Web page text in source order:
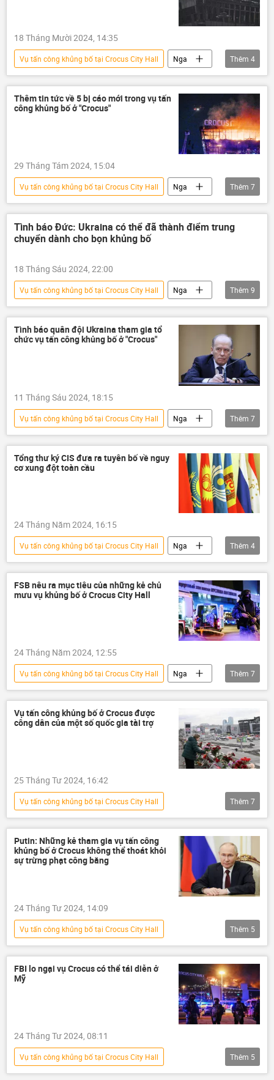
cơn bão
Điện Kremlin
Moskva
18 Tháng Mười 2024, 14:35
Vụ tấn công khủng bố tại Crocus City Hall
Nga
điều tra
vụ khủng bố
Thế giới
Alexander Bastrykin
Thêm 4
Thêm tin tức về 5 bị cáo mới trong vụ tấn
công khủng bố ở "Crocus"
29 Tháng Tám 2024, 15:04
Vụ tấn công khủng bố tại Crocus City Hall
Nga
khủng bố
Thế giới
thông tin
bắt giữ
Pháp luật
Tòa án
tấn công
Thêm 7
Tình báo Đức: Ukraina có thể đã thành điểm trung
chuyển dành cho bọn khủng bố
18 Tháng Sáu 2024, 22:00
Vụ tấn công khủng bố tại Crocus City Hall
Nga
Ukraina
khủng bố
vụ khủng bố
chống khủng bố
bọn khủng bố
Thế giới
thông tin
phương Tây
Thêm 9
Tình báo quân đội Ukraina tham gia tổ
chức vụ tấn công khủng bố ở "Crocus"
11 Tháng Sáu 2024, 18:15
Vụ tấn công khủng bố tại Crocus City Hall
Nga
Ukraina
Aleksandr Bortnikov
FSB
Thế giới
vụ khủng bố
Moskva
SNG
Thêm 7
Tổng thư ký CIS đưa ra tuyên bố về nguy
cơ xung đột toàn cầu
24 Tháng Năm 2024, 16:15
Vụ tấn công khủng bố tại Crocus City Hall
Nga
Thế giới
khủng bố
Chính trị
xung đột
Thêm 4
FSB nêu ra mục tiêu của những kẻ chủ
mưu vụ khủng bố ở Crocus City Hall
24 Tháng Năm 2024, 12:55
Vụ tấn công khủng bố tại Crocus City Hall
Nga
Ukraina
FSB
Thời sự
Thế giới
Moskva
SNG
vụ khủng bố
Thêm 7
Vụ tấn công khủng bố ở Crocus được
công dân của một số quốc gia tài trợ
25 Tháng Tư 2024, 16:42
Vụ tấn công khủng bố tại Crocus City Hall
vụ khủng bố
khủng bố
Thế giới
Kinh tế
tài chính
tội phạm
Nga
Thêm 7
Putin: Những kẻ tham gia vụ tấn công
khủng bố ở Crocus không thể thoát khỏi
sự trừng phạt công bằng
24 Tháng Tư 2024, 14:09
Vụ tấn công khủng bố tại Crocus City Hall
Vladimir Putin
khủng bố
Thế giới
Nga
an ninh
Thêm 5
FBI lo ngại vụ Crocus có thể tái diễn ở
Mỹ
24 Tháng Tư 2024, 08:11
Vụ tấn công khủng bố tại Crocus City Hall
Thế giới
Nga
Hoa Kỳ
Thêm 5